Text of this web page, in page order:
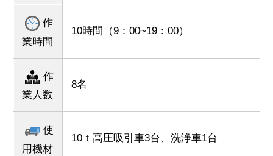
作
業時間
10時間（9：00~19：00）
作
業人数
8名
使
用機材
10ｔ高圧吸引車3台、洗浄車1台